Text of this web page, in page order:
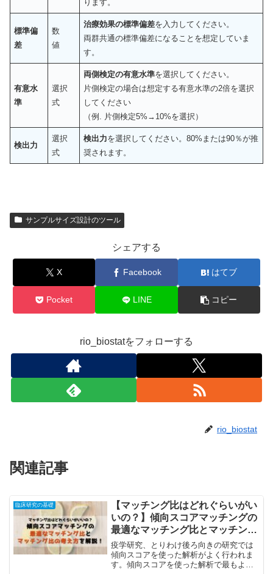
ります。
標準偏
差
数
値
治療効果の標準偏差を入力してください。
両群共通の標準偏差になることを想定していま
す。
有意水
準
選択
式
両側検定の有意水準を選択してください。
片側検定の場合は想定する有意水準の2倍を選択
してください
（例. 片側検定5%→10%を選択）
検出力
選択
式
検出力を選択してください。80%または90％が推
奨されます。
サンプルサイズ設計のツール
シェアする
X Facebook はてブ
Pocket LINE コピー
rio_biostatをフォローする
rio_biostat
関連記事
臨床研究の基礎
【マッチング比はどれぐらいがい
いの？】傾向スコアマッチングの
最適なマッチング比とマッチング
比の考え方を解説！
疫学研究、とりわけ後ろ向きの研究では
傾向スコアを使った解析がよく行われま
す。傾向スコアを使った解析で最もよく